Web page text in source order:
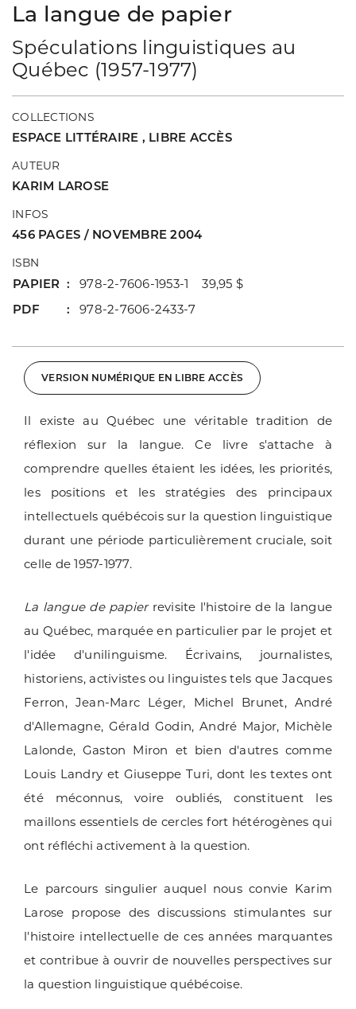
La langue de papier
Spéculations linguistiques au
Québec (1957-1977)
COLLECTIONS
ESPACE LITTÉRAIRE , LIBRE ACCÈS
AUTEUR
KARIM LAROSE
INFOS
456 PAGES / NOVEMBRE 2004
ISBN
PAPIER
978-2-7606-1953-1 39,95 $
PDF
978-2-7606-2433-7
VERSION NUMÉRIQUE EN LIBRE ACCÈS
Il existe au Québec une véritable tradition de
réflexion sur la langue. Ce livre s'attache à
comprendre quelles étaient les idées, les priorités,
les positions et les stratégies des principaux
intellectuels québécois sur la question linguistique
durant une période particulièrement cruciale, soit
celle de 1957-1977.
La langue de papierrevisite l'histoire de la langue
au Québec, marquée en particulier par le projet et
l'idée d'unilinguisme. Écrivains, journalistes,
historiens, activistes ou linguistes tels que Jacques
Ferron, Jean-Marc Léger, Michel Brunet, André
d'Allemagne, Gérald Godin, André Major, Michèle
Lalonde, Gaston Miron et bien d'autres comme
Louis Landry et Giuseppe Turi, dont les textes ont
été méconnus, voire oubliés, constituent les
maillons essentiels de cercles fort hétérogènes qui
ont réfléchi activement à la question.
Le parcours singulier auquel nous convie Karim
Larose propose des discussions stimulantes sur
l'histoire intellectuelle de ces années marquantes
et contribue à ouvrir de nouvelles perspectives sur
la question linguistique québécoise.